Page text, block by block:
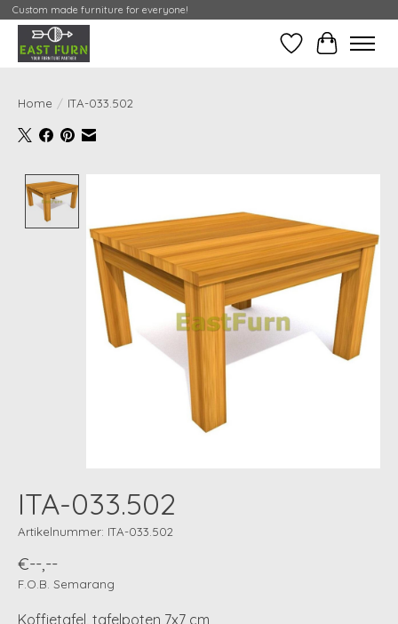
Custom made furniture for everyone!
Verlanglijst
Mijn
Home / ITA-033.502
ITA-033.502
Artikelnummer: ITA-033.502
€--,--
F.O.B. Semarang
Koffietafel, tafelpoten 7x7 cm